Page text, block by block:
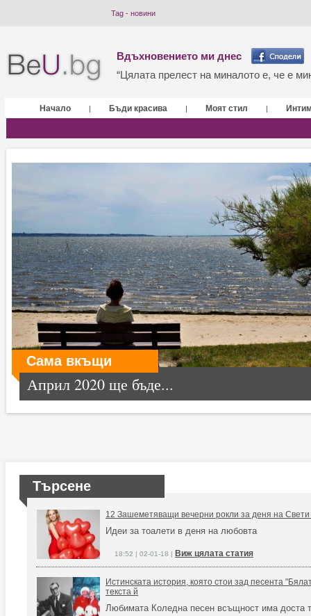
Tag - новини
Вдъхновението ми днес
“Цялата прелест на миналото е, че е
Начало | Бъди красива | Моят стил |
Сама вкъщи
Април 2020 ще бъде...
Търсене
12 Зашеметяващи вечерни рокли за деня на
Идеи за тоалети в деня на любовта
18:52 | 02-01-18 | Виж цялата статия
Истинската история, която стои зад песента
текста й
Любимата Коледна песен всъщност има доста